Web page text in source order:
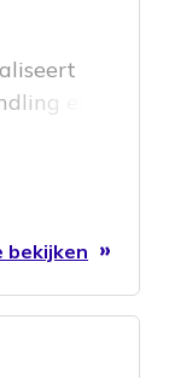
en
te
bekijken